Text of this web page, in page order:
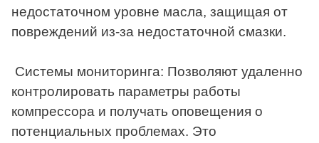
недостаточном уровне масла, защищая от
повреждений из-за недостаточной смазки.
Системы мониторинга: Позволяют удаленно
контролировать параметры работы
компрессора и получать оповещения о
потенциальных проблемах. Это